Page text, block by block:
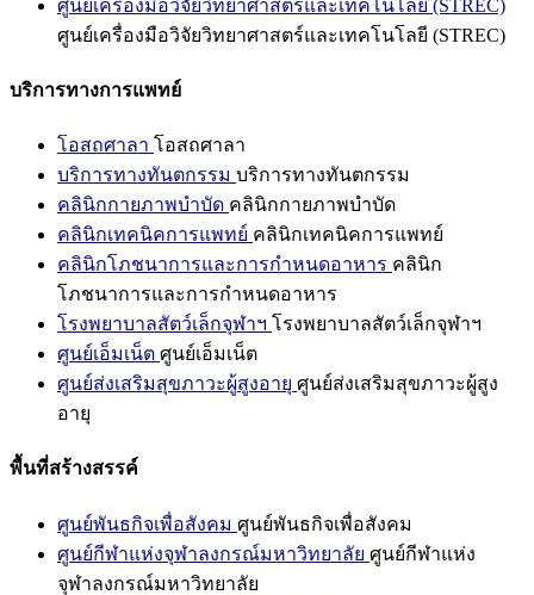
ศูนย์เครื่องมือวิจัยวิทยาศาสตร์และเทคโนโลยี (STREC)
ศูนย์เครื่องมือวิจัยวิทยาศาสตร์และเทคโนโลยี (STREC)
บริการทางการแพทย์
โอสถศาลา โอสถศาลา
บริการทางทันตกรรม บริการทางทันตกรรม
คลินิกกายภาพบำบัด คลินิกกายภาพบำบัด
คลินิกเทคนิคการแพทย์ คลินิกเทคนิคการแพทย์
คลินิกโภชนาการและการกำหนดอาหาร คลินิก
โภชนาการและการกำหนดอาหาร
โรงพยาบาลสัตว์เล็กจุฬาฯ โรงพยาบาลสัตว์เล็กจุฬาฯ
ศูนย์เอ็มเน็ต ศูนย์เอ็มเน็ต
ศูนย์ส่งเสริมสุขภาวะผู้สูงอายุ ศูนย์ส่งเสริมสุขภาวะผู้สูง
อายุ
พื้นที่สร้างสรรค์
ศูนย์พันธกิจเพื่อสังคม ศูนย์พันธกิจเพื่อสังคม
ศูนย์กีฬาแห่งจุฬาลงกรณ์มหาวิทยาลัย ศูนย์กีฬาแห่ง
จุฬาลงกรณ์มหาวิทยาลัย